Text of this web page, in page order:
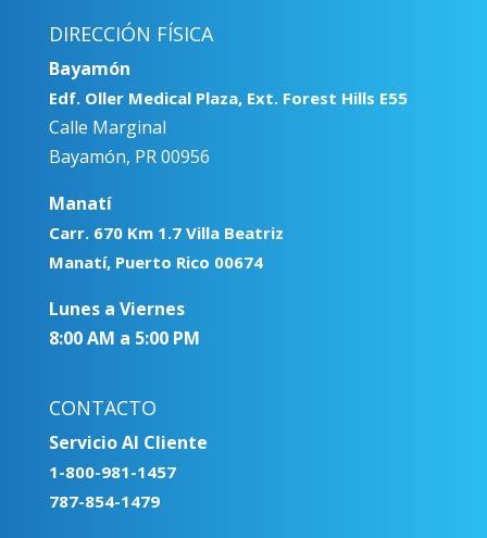
DIRECCIÓN FÍSICA
Bayamón
Edf. Oller Medical Plaza, Ext. Forest Hills E55
Calle Marginal
Bayamón, PR 00956
Manatí
Carr. 670 Km 1.7 Villa Beatriz
Manatí, Puerto Rico 00674
Lunes a Viernes
8:00 AM a 5:00 PM
CONTACTO
Servicio Al Cliente
1-800-981-1457
787-854-1479